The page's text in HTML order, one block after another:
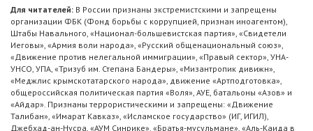
Для читателей: В России признаны экстремистскими и запрещены
организации ФБК (Фонд борьбы с коррупцией, признан иноагентом),
Штабы Навального, «Национал-большевистская партия», «Свидетели
Иеговы», «Армия воли народа», «Русский общенациональный союз»,
«Движение против нелегальной иммиграции», «Правый сектор», УНА-
УНСО, УПА, «Тризуб им. Степана Бандеры», «Мизантропик дивижн»,
«Меджлис крымскотатарского народа», движение «Артподготовка»,
общероссийская политическая партия «Воля», АУЕ, батальоны «Азов» и
«Айдар». Признаны террористическими и запрещены: «Движение
Талибан», «Имарат Кавказ», «Исламское государство» (ИГ, ИГИЛ),
Джебхад-ан-Нусра, «АУМ Синрике», «Братья-мусульмане», «Аль-Каида в